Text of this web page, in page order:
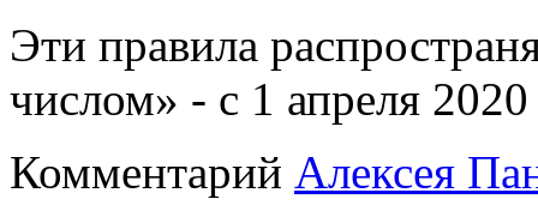
Эти правила
числом» - с 1 апреля 2020
Комментарий Алексея